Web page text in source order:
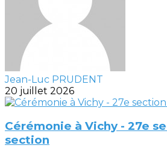
Jean-Luc PRUDENT
20 juillet 2026
Cérémonie à Vichy - 27e
section